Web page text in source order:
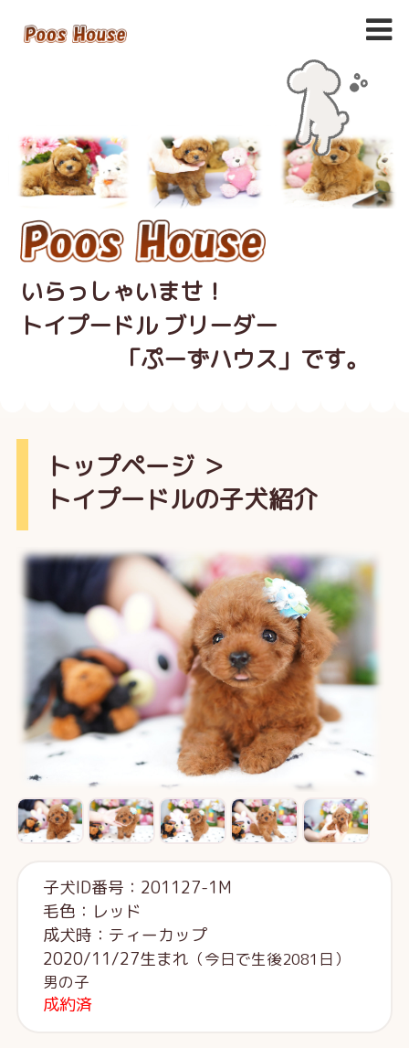
いらっしゃいませ！
トイプードル ブリーダー
「ぷーずハウス」です。
トップページ＞
トイプードルの子犬紹介
子犬ID番号：201127-1M
毛色：レッド
成犬時：ティーカップ
2020/11/27生まれ （今日で生後2081日）
男の子
成約済